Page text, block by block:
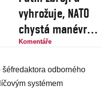
vyhrožuje, NATO
chystá manévry a
domácí mírové
šílí?
Komentáře
šéfredaktora odborného
systémem